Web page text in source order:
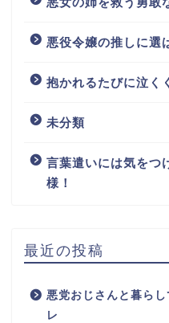
悪役令嬢の推しに選
抱かれるたびに泣く
未分類
言葉遣いには気をつ
様！
最近の投稿
悪党おじさんと暮ら
レ